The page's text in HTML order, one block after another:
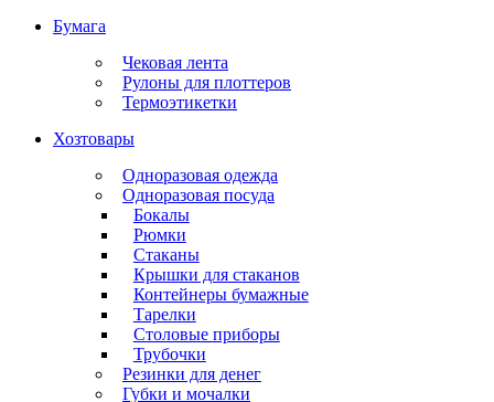
Бумага
Чековая лента
Рулоны для плоттеров
Термоэтикетки
Хозтовары
Одноразовая одежда
Одноразовая посуда
Бокалы
Рюмки
Стаканы
Крышки для стаканов
Контейнеры бумажные
Тарелки
Столовые приборы
Трубочки
Резинки для денег
Губки и мочалки